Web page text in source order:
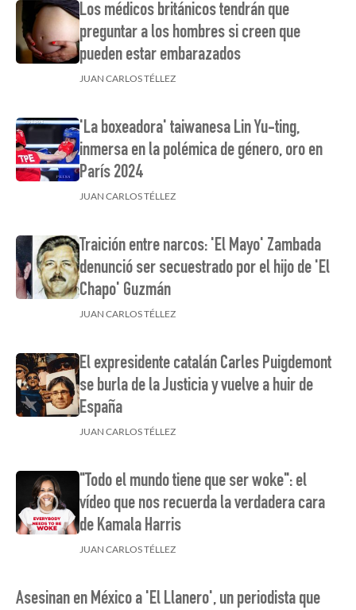
Los médicos británicos tendrán que
preguntar a los hombres si creen que
pueden estar embarazados
JUAN CARLOS TÉLLEZ
'La boxeadora' taiwanesa Lin Yu-ting,
inmersa en la polémica de género, oro en
París 2024
JUAN CARLOS TÉLLEZ
Traición entre narcos: 'El Mayo' Zambada
denunció ser secuestrado por el hijo de 'El
Chapo' Guzmán
JUAN CARLOS TÉLLEZ
El expresidente catalán Carles Puigdemont
se burla de la Justicia y vuelve a huir de
España
JUAN CARLOS TÉLLEZ
"Todo el mundo tiene que ser woke": el
vídeo que nos recuerda la verdadera cara
de Kamala Harris
JUAN CARLOS TÉLLEZ
Asesinan en México a 'El Llanero', un periodista que